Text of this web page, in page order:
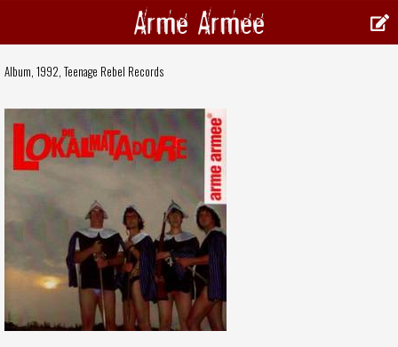
Arme Armee
Album, 1992, Teenage Rebel Records